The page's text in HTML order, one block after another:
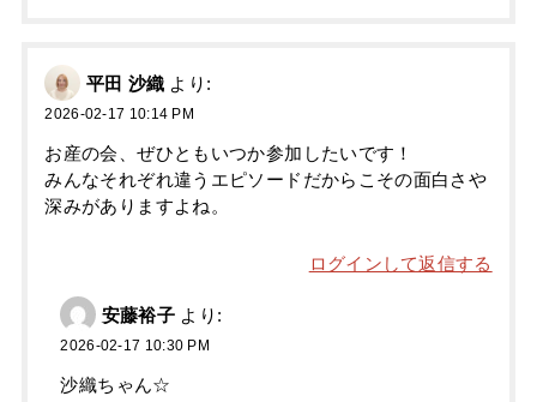
平田 沙織 より:
2026-02-17 10:14 PM
お産の会、ぜひともいつか参加したいです！
みんなそれぞれ違うエピソードだからこその面白さや
深みがありますよね。
ログインして返信する
安藤裕子 より:
2026-02-17 10:30 PM
沙織ちゃん☆